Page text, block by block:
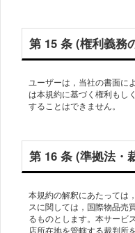
第 15 条 (権利義務
ユーザーは，当社の書面に
は本規約に基づく権利もし
することはできません。
第 16 条 (準拠法・
本規約の解釈にあたっては
スに関しては，国際物品売
るものとします。本サービ
店所在地を管轄する裁判所